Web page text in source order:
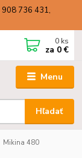
908 736 431,
Menu
Hľadať
0 ks
za 0 €
Mikina 480